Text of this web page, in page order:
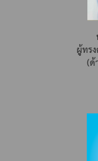
ผู้ทร
(ด้